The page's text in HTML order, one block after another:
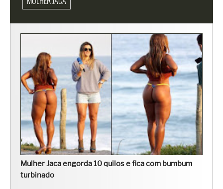
Mulher Jaca engorda 10 quilos e fica com bumbum
turbinado